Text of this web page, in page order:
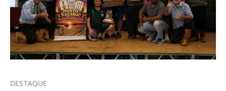
DESTAQUE